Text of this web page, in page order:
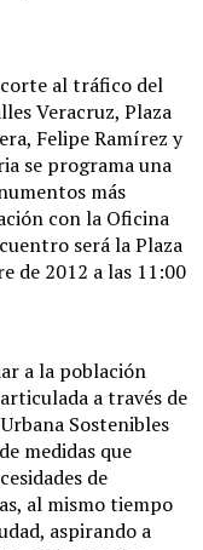
al tráfico del
Veracruz, Plaza
Felipe Ramírez y
se programa una
más
con la Oficina
será la Plaza
de 2012 a las 11:00
a la población
a través de
Sostenibles
medidas que
de
al mismo tiempo
aspirando a